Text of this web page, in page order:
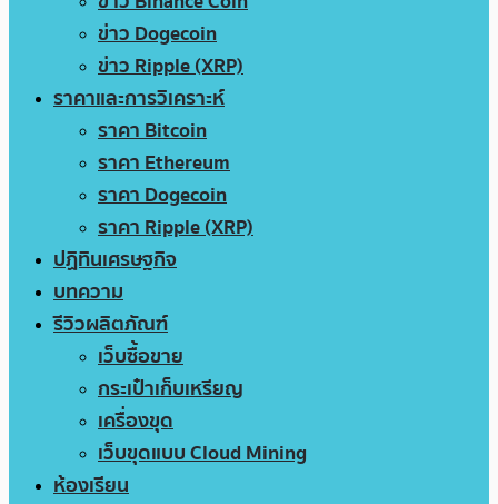
ข่าว Dogecoin
ข่าว Ripple (XRP)
ราคาและการวิเคราะห์
ราคา Bitcoin
ราคา Ethereum
ราคา Dogecoin
ราคา Ripple (XRP)
ปฏิทินเศรษฐกิจ
บทความ
รีวิวผลิตภัณฑ์
เว็บซื้อขาย
กระเป๋าเก็บเหรียญ
เครื่องขุด
เว็บขุดแบบ Cloud Mining
ห้องเรียน